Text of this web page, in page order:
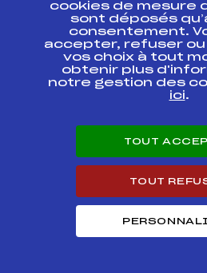
FIS0112.FFS COUPE DU
FIS0110.FFS COUPE DU
COUPE DU
COUPE DU
COUPE DU
cookies de mesure
sont déposés
consentement.
accepter, refuser
vos choix à tout
obtenir plus
notre gestion des
ici.
TOUT
TOUT